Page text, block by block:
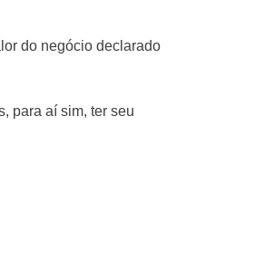
do negócio declarado
para aí sim, ter seu